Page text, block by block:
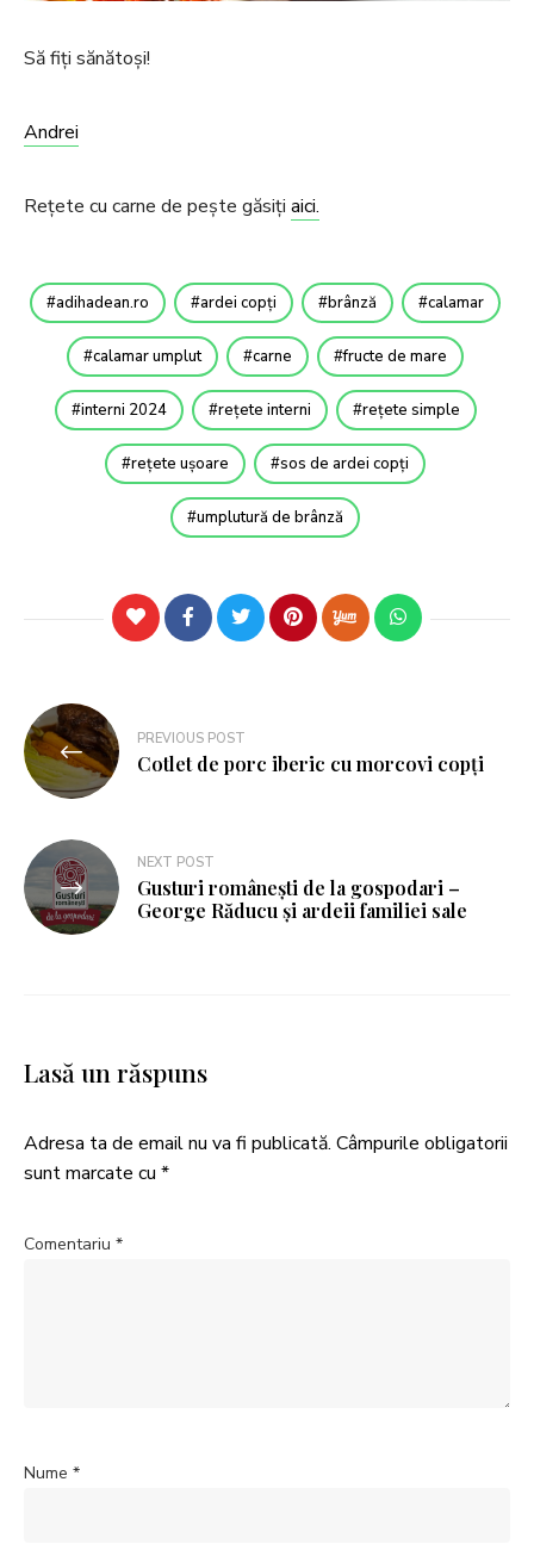
Să fiți sănătoși!
Andrei
Rețete cu carne de pește găsiți aici.
adihadean.ro ardei copți brânză calamar
calamar umplut carne fructe de mare
interni 2024 rețete interni rețete simple
rețete ușoare sos de ardei copți
umplutură de brânză
PREVIOUS POST
Cotlet de porc iberic cu morcovi copți
NEXT POST
Gusturi românești de la gospodari –
George Răducu și ardeii familiei sale
Lasă un răspuns
Adresa ta de email nu va fi publicată. Câmpurile obligatorii
sunt marcate cu *
Comentariu *
Nume *